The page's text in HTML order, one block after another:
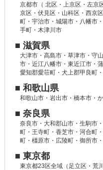
京都市（ 北区・上京区・左京
京区・伏見区・山科区・西京
町・宇治市・城陽市・八幡市
手町・木津川市
■ 滋賀県
大津市・高島市・草津市・守
市・近江八幡市・東近江市・
愛知郡愛荘町・犬上郡甲良町
■ 和歌山県
和歌山市・岩出市・橋本市・
■ 奈良県
奈良市・大和郡山市・生駒市
町・王寺町・香芝市・河合町
町・橿原市・広陵町・御所市
■ 東京都
東京都23区全域（足立区・荒